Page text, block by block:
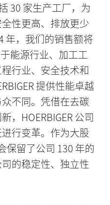
30 家生产工厂，为
性更高、排放更少
年，我们的销售额将
能源行业、加工工
行业、安全技术和
提供性能卓越
不同。凭借在去碳
，HOERBIGER 公司
行变革。作为大股
保留了公司 130 年的
的稳定性、独立性